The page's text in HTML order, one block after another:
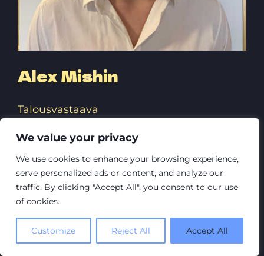
We value your privacy
We use cookies to enhance your browsing experience,
serve personalized ads or content, and analyze our
traffic. By clicking "Accept All", you consent to our use
of cookies.
Customize Reject All Accept All
Alex Mishin
Talousvastaava
Minulle tärkeätä Lenzissä on se, että
Lenzin kautta opiskelijoilla on
mahdollisuus toteuttaa itseään ja
potentiaaliaan omalla tavalla. Lenz tarjoaa
asioita käytännön kautta ja tehdä työstä
omannäköisen.